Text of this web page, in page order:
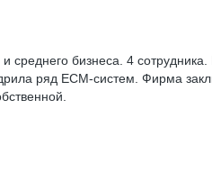
среднего бизнеса. 4
ряд ECM-систем. Фирма